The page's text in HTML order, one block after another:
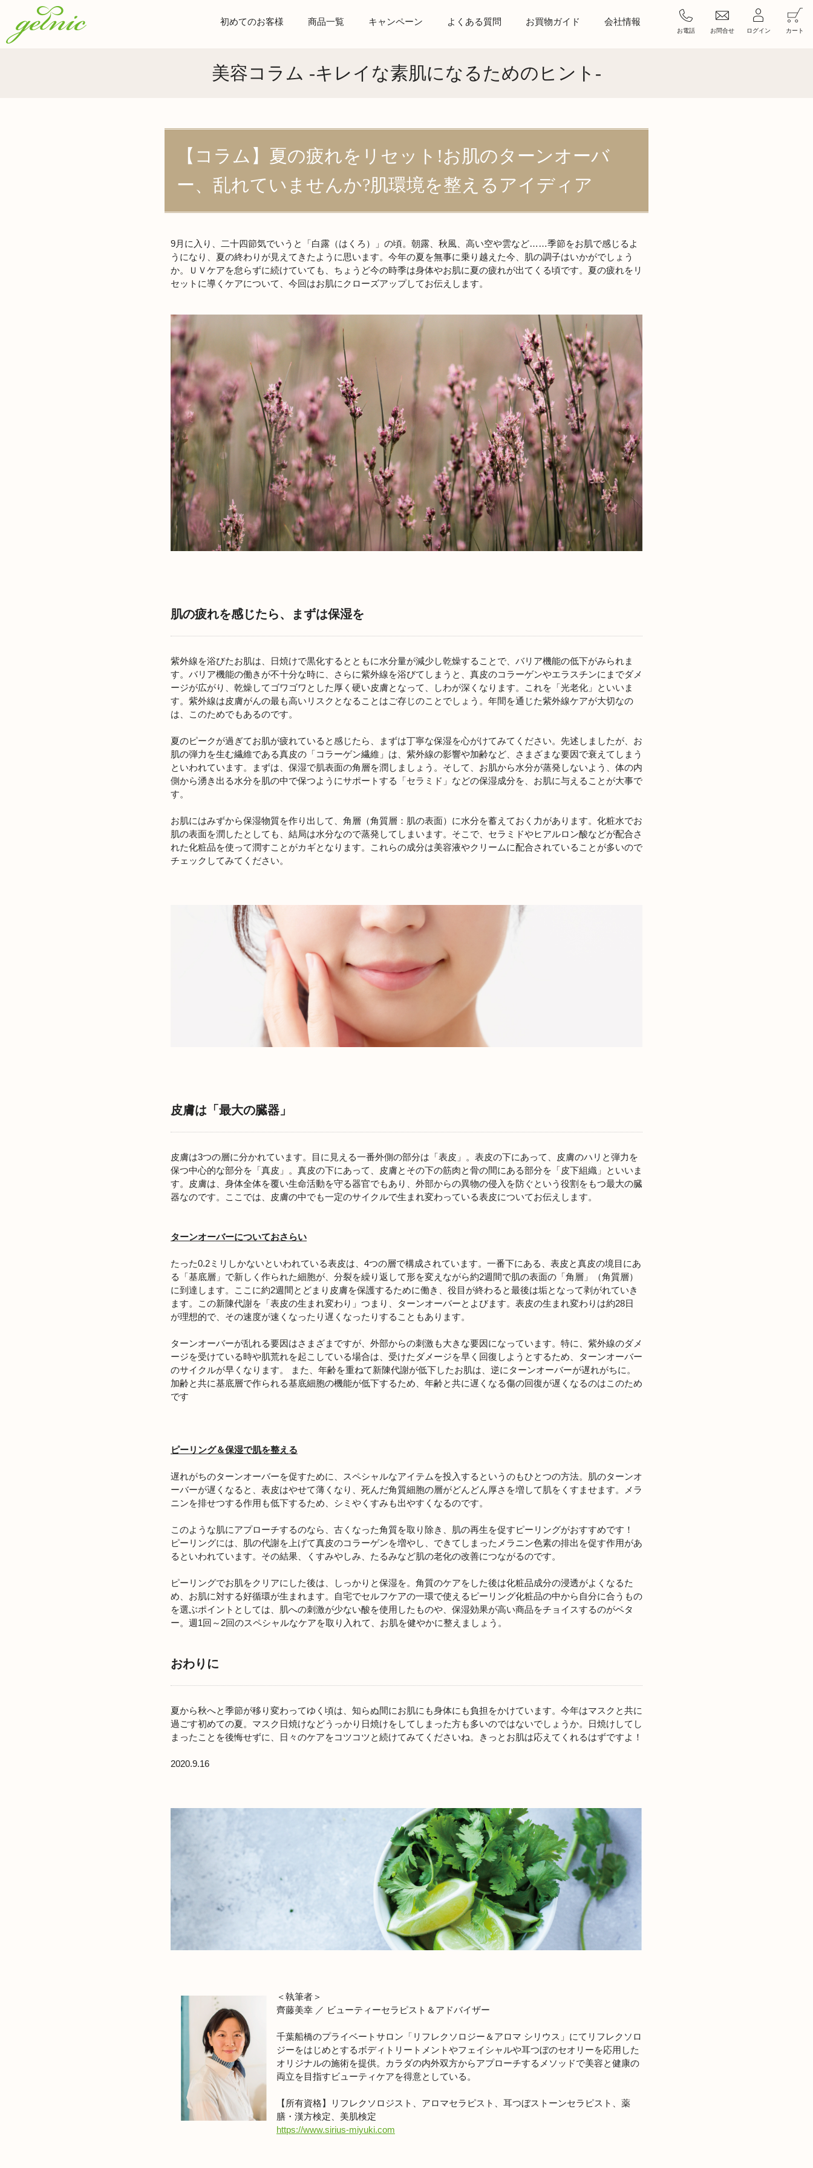
初めてのお客様 商品一覧 キャンペーン よくある質問 お買物ガイド 会社情報
お電話 お問合せ ログイン カート
美容コラム -キレイな素肌になるためのヒント-
【コラム】夏の疲れをリセット!お肌のターンオーバ
ー、乱れていませんか?肌環境を整えるアイディア
9月に入り、二十四節気でいうと「白露（はくろ）」の頃。朝露、秋風、高い空や雲など……季節をお肌で感じるよ
うになり、夏の終わりが見えてきたように思います。今年の夏を無事に乗り越えた今、肌の調子はいかがでしょう
か。ＵＶケアを怠らずに続けていても、ちょうど今の時季は身体やお肌に夏の疲れが出てくる頃です。夏の疲れをリ
セットに導くケアについて、今回はお肌にクローズアップしてお伝えします。
肌の疲れを感じたら、まずは保湿を
紫外線を浴びたお肌は、日焼けで黒化するとともに水分量が減少し乾燥することで、バリア機能の低下がみられま
す。バリア機能の働きが不十分な時に、さらに紫外線を浴びてしまうと、真皮のコラーゲンやエラスチンにまでダメ
ージが広がり、乾燥してゴワゴワとした厚く硬い皮膚となって、しわが深くなります。これを「光老化」といいま
す。紫外線は皮膚がんの最も高いリスクとなることはご存じのことでしょう。年間を通じた紫外線ケアが大切なの
は、このためでもあるのです。
夏のピークが過ぎてお肌が疲れていると感じたら、まずは丁寧な保湿を心がけてみてください。先述しましたが、お
肌の弾力を生む繊維である真皮の「コラーゲン繊維」は、紫外線の影響や加齢など、さまざまな要因で衰えてしまう
といわれています。まずは、保湿で肌表面の角層を潤しましょう。そして、お肌から水分が蒸発しないよう、体の内
側から湧き出る水分を肌の中で保つようにサポートする「セラミド」などの保湿成分を、お肌に与えることが大事で
す。
お肌にはみずから保湿物質を作り出して、角層（角質層：肌の表面）に水分を蓄えておく力があります。化粧水でお
肌の表面を潤したとしても、結局は水分なので蒸発してしまいます。そこで、セラミドやヒアルロン酸などが配合さ
れた化粧品を使って潤すことがカギとなります。これらの成分は美容液やクリームに配合されていることが多いので
チェックしてみてください。
皮膚は「最大の臓器」
皮膚は3つの層に分かれています。目に見える一番外側の部分は「表皮」。表皮の下にあって、皮膚のハリと弾力を
保つ中心的な部分を「真皮」。真皮の下にあって、皮膚とその下の筋肉と骨の間にある部分を「皮下組織」といいま
す。皮膚は、身体全体を覆い生命活動を守る器官でもあり、外部からの異物の侵入を防ぐという役割をもつ最大の臓
器なのです。ここでは、皮膚の中でも一定のサイクルで生まれ変わっている表皮についてお伝えします。
ターンオーバーについておさらい
たった0.2ミリしかないといわれている表皮は、4つの層で構成されています。一番下にある、表皮と真皮の境目にあ
る「基底層」で新しく作られた細胞が、分裂を繰り返して形を変えながら約2週間で肌の表面の「角層」（角質層）
に到達します。ここに約2週間とどまり皮膚を保護するために働き、役目が終わると最後は垢となって剥がれていき
ます。この新陳代謝を「表皮の生まれ変わり」つまり、ターンオーバーとよびます。表皮の生まれ変わりは約28日
が理想的で、その速度が速くなったり遅くなったりすることもあります。
ターンオーバーが乱れる要因はさまざまですが、外部からの刺激も大きな要因になっています。特に、紫外線のダメ
ージを受けている時や肌荒れを起こしている場合は、受けたダメージを早く回復しようとするため、ターンオーバー
のサイクルが早くなります。 また、年齢を重ねて新陳代謝が低下したお肌は、逆にターンオーバーが遅れがちに。
加齢と共に基底層で作られる基底細胞の機能が低下するため、年齢と共に遅くなる傷の回復が遅くなるのはこのため
です
ピーリング＆保湿で肌を整える
遅れがちのターンオーバーを促すために、スペシャルなアイテムを投入するというのもひとつの方法。肌のターンオ
ーバーが遅くなると、表皮はやせて薄くなり、死んだ角質細胞の層がどんどん厚さを増して肌をくすませます。メラ
ニンを排せつする作用も低下するため、シミやくすみも出やすくなるのです。
このような肌にアプローチするのなら、古くなった角質を取り除き、肌の再生を促すピーリングがおすすめです！
ピーリングには、肌の代謝を上げて真皮のコラーゲンを増やし、できてしまったメラニン色素の排出を促す作用があ
るといわれています。その結果、くすみやしみ、たるみなど肌の老化の改善につながるのです。
ピーリングでお肌をクリアにした後は、しっかりと保湿を。角質のケアをした後は化粧品成分の浸透がよくなるた
め、お肌に対する好循環が生まれます。自宅でセルフケアの一環で使えるピーリング化粧品の中から自分に合うもの
を選ぶポイントとしては、肌への刺激が少ない酸を使用したものや、保湿効果が高い商品をチョイスするのがベタ
ー。週1回～2回のスペシャルなケアを取り入れて、お肌を健やかに整えましょう。
おわりに
夏から秋へと季節が移り変わってゆく頃は、知らぬ間にお肌にも身体にも負担をかけています。今年はマスクと共に
過ごす初めての夏。マスク日焼けなどうっかり日焼けをしてしまった方も多いのではないでしょうか。日焼けしてし
まったことを後悔せずに、日々のケアをコツコツと続けてみてくださいね。きっとお肌は応えてくれるはずですよ！
2020.9.16
＜執筆者＞
齊藤美幸 ／ ビューティーセラピスト＆アドバイザー
千葉船橋のプライベートサロン「リフレクソロジー＆アロマ シリウス」にてリフレクソロ
ジーをはじめとするボディトリートメントやフェイシャルや耳つぼのセオリーを応用した
オリジナルの施術を提供。カラダの内外双方からアプローチするメソッドで美容と健康の
両立を目指すビューティケアを得意としている。
【所有資格】リフレクソロジスト、アロマセラピスト、耳つぼストーンセラピスト、薬
膳・漢方検定、美肌検定
https://www.sirius-miyuki.com